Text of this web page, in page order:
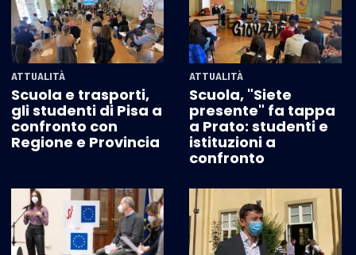
ATTUALITÀ
Scuola e trasporti,
gli studenti di Pisa a
confronto con
Regione e Provincia
ATTUALITÀ
Scuola, "Siete
presente" fa tappa
a Prato: studenti e
istituzioni a
confronto